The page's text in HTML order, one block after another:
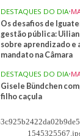
DESTAQUES DO DIA•
Os desafios de
gestão pública:
sobre aprendizado e
mandato na Câmara
DESTAQUES DO DIA•
Gisele Bündchen
filho caçula